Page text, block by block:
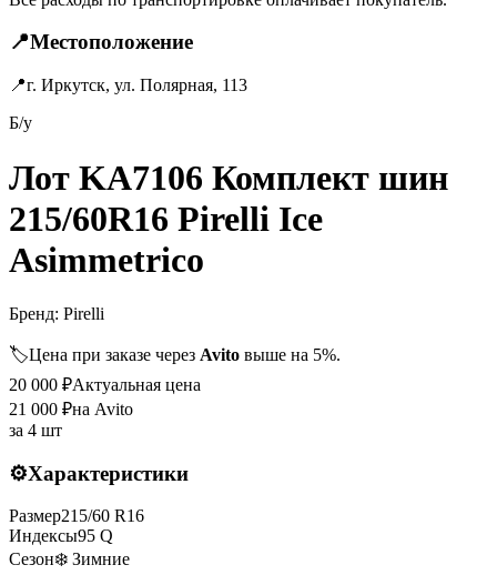
📍Местоположение
📍г. Иркутск, ул. Полярная, 113
Б/у
Лот KA7106 Комплект шин
215/60R16 Pirelli Ice
Asimmetrico
Бренд: Pirelli
🏷️Цена при заказе через Avito выше на 5%.
20 000 ₽Актуальная цена
21 000 ₽на Avito
за 4 шт
⚙️Характеристики
Размер215/60 R16
Индексы95 Q
Сезон❄️ Зимние